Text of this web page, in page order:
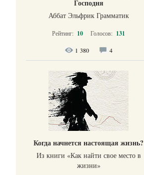
Господня
Аббат Эльфрик Грамматик
Рейтинг: 10 Голосов: 131
1 380 4
Когда начнется настоящая жизнь?
Из книги «Как найти свое место в
жизни​»